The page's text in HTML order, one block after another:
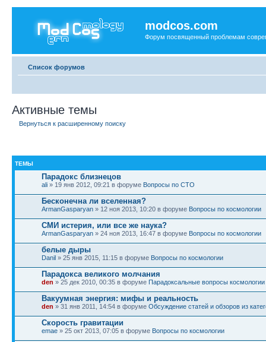
modcos.com
Форум посвященный проблемам
Список форумов
Активные темы
Вернуться к расширенному поиску
ТЕМЫ
Парадокс близнецов
ali » 19 янв 2012, 09:21 в форуме Вопросы по СТО
Бесконечна ли вселенная?
ArmanGasparyan » 12 ноя 2013, 10:20 в форуме Вопросы по космологии
СМИ истерия, или все же наука?
ArmanGasparyan » 24 ноя 2013, 16:47 в форуме Вопросы по космологии
белые дыры
Danil » 25 янв 2015, 11:15 в форуме Вопросы по космологии
Парадокса великого молчания
den » 25 дек 2010, 00:35 в форуме Парадоксальные вопросы космологии
Вакуумная энергия: мифы и реальность
den » 31 янв 2011, 14:54 в форуме Обсуждение статей и обзоров из
Скорость гравитации
emae » 25 окт 2013, 07:05 в форуме Вопросы по космологии